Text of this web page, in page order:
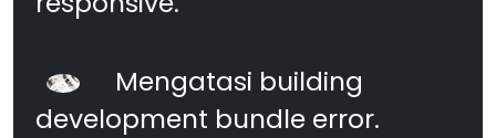
Mengatasi building
development bundle error.